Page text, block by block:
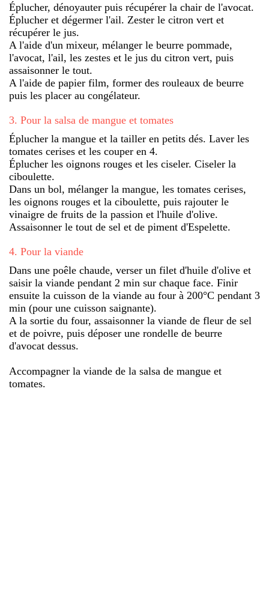
Éplucher, dénoyauter puis récupérer la chair de l'avocat.
Éplucher et dégermer l'ail. Zester le citron vert et
récupérer le jus.
A l'aide d'un mixeur, mélanger le beurre pommade,
l'avocat, l'ail, les zestes et le jus du citron vert, puis
assaisonner le tout.
A l'aide de papier film, former des rouleaux de beurre
puis les placer au congélateur.
3. Pour la salsa de mangue et tomates
Éplucher la mangue et la tailler en petits dés. Laver les
tomates cerises et les couper en 4.
Éplucher les oignons rouges et les ciseler. Ciseler la
ciboulette.
Dans un bol, mélanger la mangue, les tomates cerises,
les oignons rouges et la ciboulette, puis rajouter le
vinaigre de fruits de la passion et l'huile d'olive.
Assaisonner le tout de sel et de piment d'Espelette.
4. Pour la viande
Dans une poêle chaude, verser un filet d'huile d'olive et
saisir la viande pendant 2 min sur chaque face. Finir
ensuite la cuisson de la viande au four à 200°C pendant 3
min (pour une cuisson saignante).
A la sortie du four, assaisonner la viande de fleur de sel
et de poivre, puis déposer une rondelle de beurre
d'avocat dessus.
Accompagner la viande de la salsa de mangue et
tomates.